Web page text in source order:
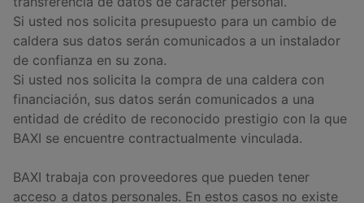
Si usted nos solicita presupuesto para un cambio de
caldera sus datos serán comunicados a un instalador
de confianza en su zona.
Si usted nos solicita la compra de una caldera con
financiación, sus datos serán comunicados a una
entidad de crédito de reconocido prestigio con la que
BAXI se encuentre contractualmente vinculada.
BAXI trabaja con proveedores que pueden tener
acceso a datos personales. En estos casos no existe